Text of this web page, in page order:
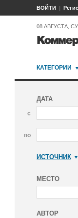
ВОЙТИ
08 АВГУСТА,
КАТЕГОРИИ
ДАТА
с
по
ИСТОЧНИК
МЕСТО
АВТОР